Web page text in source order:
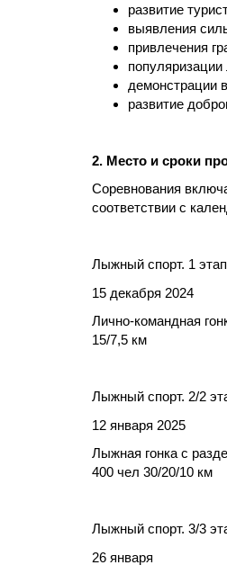
развитие
выявления
привлечения
популяризации
демонстрации
развитие
2. Место и сроки
Соревнования
соответствии с
Лыжный спорт. 1
15 декабря 2024
Лично-командная
15/7,5 км
Лыжный спорт. 2/2
12 января 2025
Лыжная гонка с
400 чел 30/20/10 км
Лыжный спорт. 3/3
26 января